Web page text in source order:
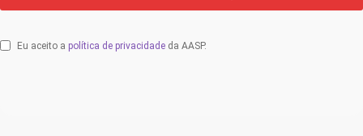
Eu aceito a política de privacidade da AASP.